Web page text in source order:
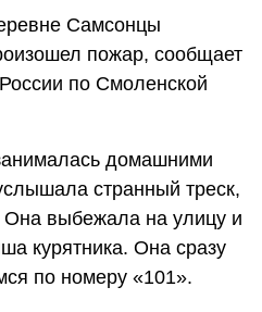
Самсонцы
пожар, сообщает
по Смоленской
домашними
странный треск,
выбежала на улицу и
курятника. Она сразу
по номеру «101».